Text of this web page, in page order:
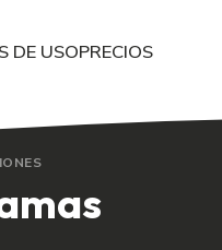
tu audiencia en tiempo
DE USOPRECIOS